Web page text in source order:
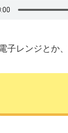
子レンジとか